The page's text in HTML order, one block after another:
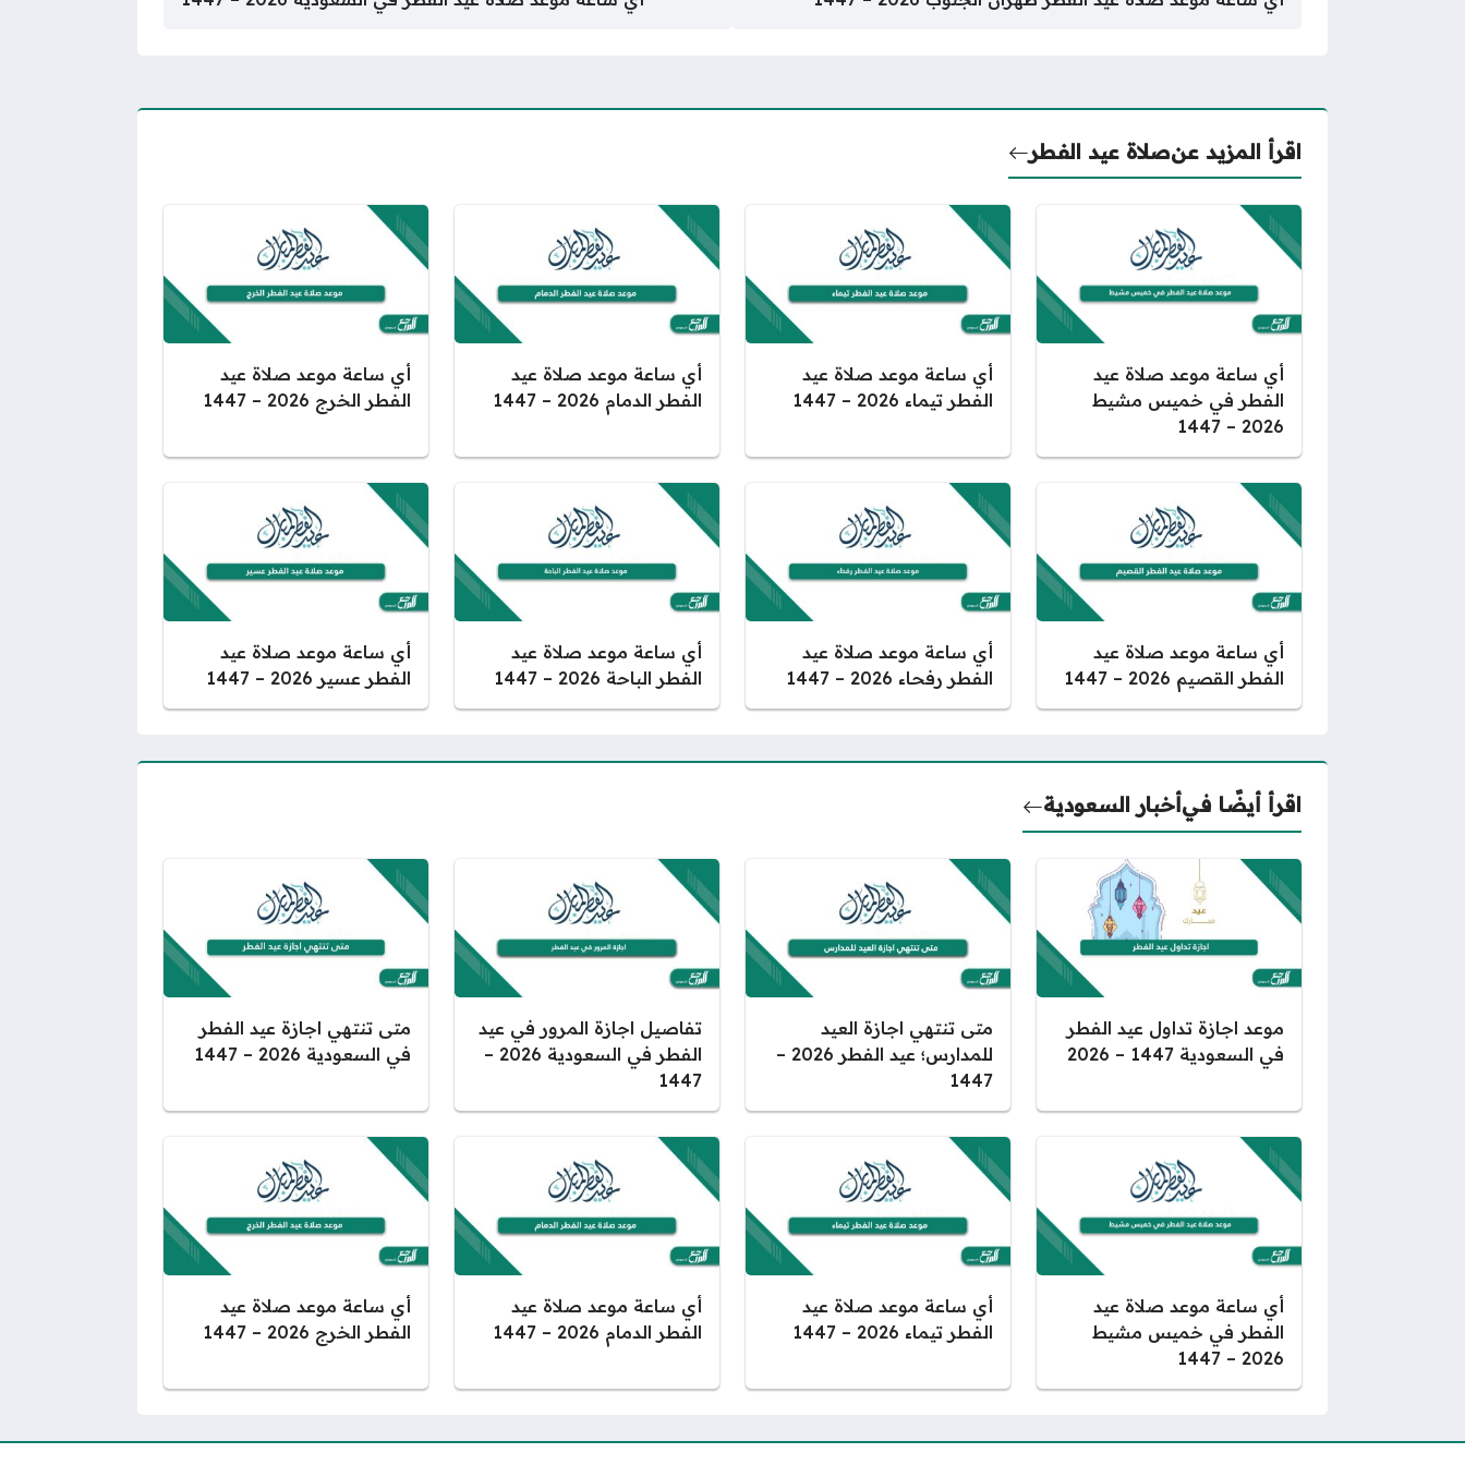
اقرأ المزيد عنصلاة عيد الفطر
أي ساعة موعد صلاة عيد
الفطر في خميس مشيط
2026 – 1447
أي ساعة موعد صلاة عيد
الفطر تيماء 2026 – 1447
أي ساعة موعد صلاة عيد
الفطر الدمام 2026 – 1447
أي ساعة موعد صلاة عيد
الفطر الخرج 2026 – 1447
أي ساعة موعد صلاة عيد
الفطر القصيم 2026 – 1447
أي ساعة موعد صلاة عيد
الفطر رفحاء 2026 – 1447
أي ساعة موعد صلاة عيد
الفطر الباحة 2026 – 1447
أي ساعة موعد صلاة عيد
الفطر عسير 2026 – 1447
اقرأ أيضًا فيأخبار السعودية
موعد اجازة تداول عيد الفطر
في السعودية 1447 – 2026
متى تنتهي اجازة العيد
للمدارس؛ عيد الفطر 2026 –
1447
تفاصيل اجازة المرور في عيد
الفطر في السعودية 2026 –
1447
متى تنتهي اجازة عيد الفطر
في السعودية 2026 – 1447
أي ساعة موعد صلاة عيد
الفطر في خميس مشيط
2026 – 1447
أي ساعة موعد صلاة عيد
الفطر تيماء 2026 – 1447
أي ساعة موعد صلاة عيد
الفطر الدمام 2026 – 1447
أي ساعة موعد صلاة عيد
الفطر الخرج 2026 – 1447